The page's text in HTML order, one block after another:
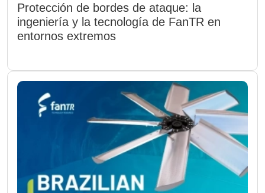
Protección de bordes de ataque: la
ingeniería y la tecnología de FanTR en
entornos extremos